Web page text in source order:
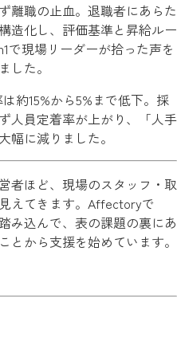
離職の止血。退職者にあらた
造化し、評価基準と昇給ルー
で現場リーダーが拾った声を
した。
約15%から5%まで低下。採
人員定着率が上がり、「人手
幅に減りました。
者ほど、現場のスタッフ・取
えてきます。Affectoryで
み込んで、表の課題の裏にあ
とから支援を始めています。